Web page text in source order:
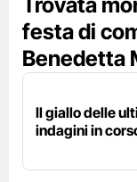
festa di
Benedetta
Il giallo delle
indagini in